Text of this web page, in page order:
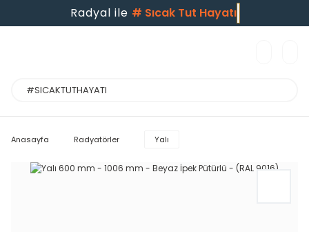
Radyal ile # Sıcak Tut Hayatı
Anasayfa Radyatörler Yalı